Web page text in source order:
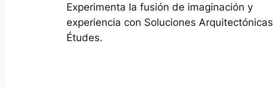
Experimenta la fusión de imaginación y
experiencia con Soluciones Arquitectónicas
Études.